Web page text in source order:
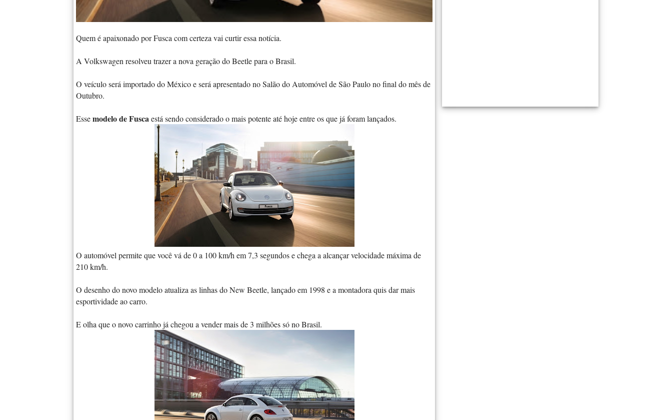
Quem é apaixonado por Fusca com certeza vai curtir essa notícia.
A Volkswagen resolveu trazer a nova geração do Beetle para o Brasil.
O veículo será importado do México e será apresentado no Salão do Automóvel de São Paulo no final do mês de
Outubro.
Essemodelo de Fuscaestá sendo considerado o mais potente até hoje entre os que já foram lançados.
O automóvel permite que você vá de 0 a 100 km/h em 7,3 segundos e chega a alcançar velocidade máxima de
210 km/h.
O desenho do novo modelo atualiza as linhas do New Beetle, lançado em 1998 e a montadora quis dar mais
esportividade ao carro.
E olha que o novo carrinho já chegou a vender mais de 3 milhões só no Brasil.